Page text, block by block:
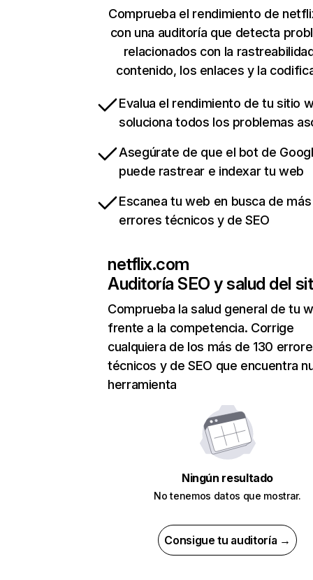
Comprueba el rendimiento de
con una auditoría que detecta
relacionados con la
contenido, los enlaces y la
Evalua el rendimiento de tu sitio
soluciona todos los problemas
Asegúrate de que el bot de
puede rastrear e indexar tu web
Escanea tu web en busca de
errores técnicos y de SEO
netflix.com
Auditoría SEO y salud del
Comprueba la salud general de tu
frente a la competencia. Corrige
cualquiera de los más de 130
técnicos y de SEO que encuentra
herramienta
Ningún resultado
No tenemos datos que mostrar.
Consigue tu auditoría →